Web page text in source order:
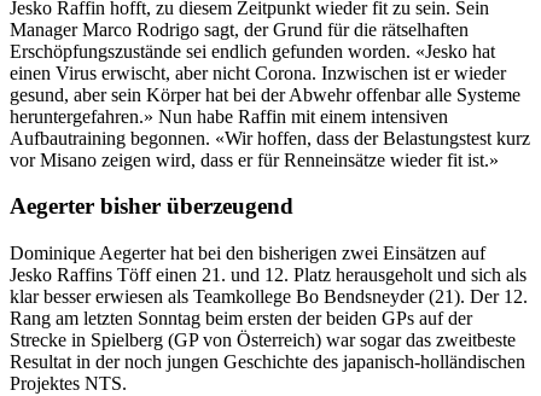
Jesko Raffin hofft, zu diesem Zeitpunkt wieder fit zu sein. Sein
Manager Marco Rodrigo sagt, der Grund für die rätselhaften
Erschöpfungszustände sei endlich gefunden worden. «Jesko hat
einen Virus erwischt, aber nicht Corona. Inzwischen ist er wieder
gesund, aber sein Körper hat bei der Abwehr offenbar alle Systeme
heruntergefahren.» Nun habe Raffin mit einem intensiven
Aufbautraining begonnen. «Wir hoffen, dass der Belastungstest kurz
vor Misano zeigen wird, dass er für Renneinsätze wieder fit ist.»
Aegerter bisher überzeugend
Dominique Aegerter hat bei den bisherigen zwei Einsätzen auf
Jesko Raffins Töff einen 21. und 12. Platz herausgeholt und sich als
klar besser erwiesen als Teamkollege Bo Bendsneyder (21). Der 12.
Rang am letzten Sonntag beim ersten der beiden GPs auf der
Strecke in Spielberg (GP von Österreich) war sogar das zweitbeste
Resultat in der noch jungen Geschichte des japanisch-holländischen
Projektes NTS.